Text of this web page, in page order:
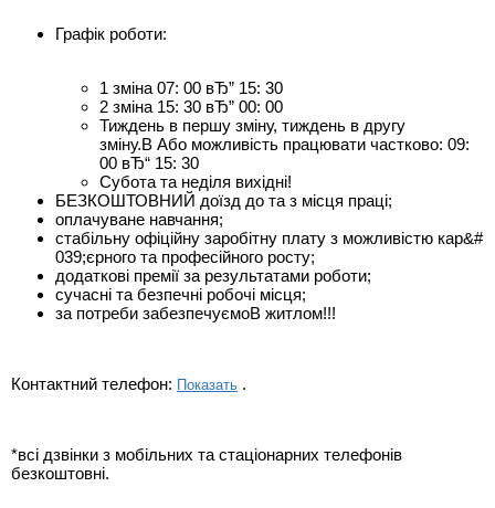
Графік роботи:
1 зміна 07: 00 вЂ” 15: 30
2 зміна 15: 30 вЂ” 00: 00
Тиждень в першу зміну, тиждень в другу
зміну.В Або можливість працювати частково: 09:
00 вЂ“ 15: 30
Субота та неділя вихідні!
БЕЗКОШТОВНИЙ доїзд до та з місця праці;
оплачуване навчання;
стабільну офіційну заробітну плату з можливістю кар&#
039;єрного та професійного росту;
додаткові премії за результатами роботи;
сучасні та безпечні робочі місця;
за потреби забезпечуємоВ житлом!!!
Контактний телефон: Показать .
*всі дзвінки з мобільних та стаціонарних телефонів
безкоштовні.